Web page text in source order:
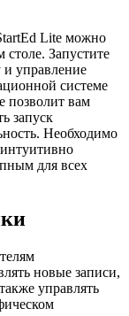
Lite можно
Запустите
и управление
системе
позволит вам
запуск
Необходимо
для всех
новые записи,
управлять